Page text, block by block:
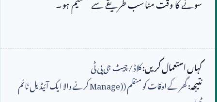
کہاں استعمال کریں:کلاڈ / چیٹ جی پی ٹی
نتیجہ:گھر کے اوقات کو منظم (Manage)کرنے والا ایک آئیڈیل ٹائم